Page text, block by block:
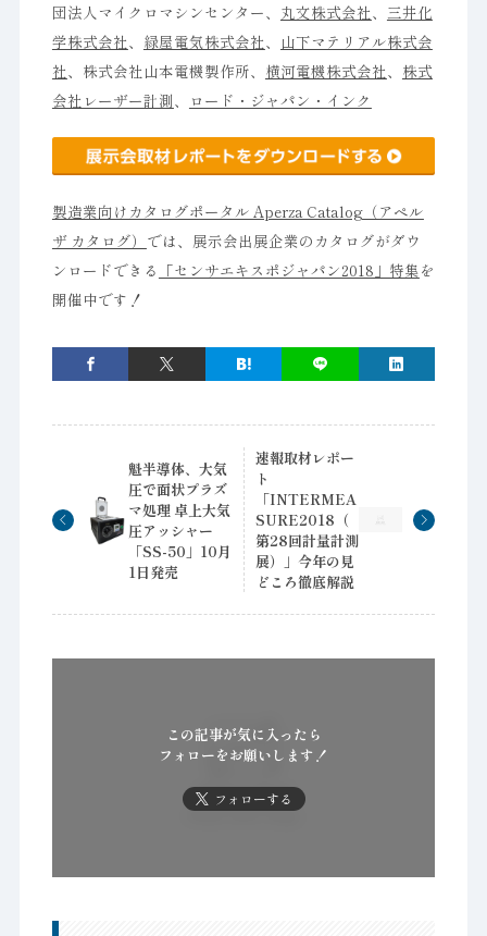
団法人マイクロマシンセンター、 丸文株式会社、 三井化
学株式会社、 緑屋電気株式会社、 山下マテリアル株式会
社、株式会社山本電機製作所、 横河電機株式会社、 株式
会社レーザー計測、 ロード・ジャパン・インク
製造業向けカタログポータル Aperza Catalog（アペル
ザ カタログ） では、展示会出展企業のカタログがダウ
ンロードできる 「センサエキスポジャパン2018」特集を
開催中です！
魁半導体、大気
圧で面状プラズ
マ処理 卓上大気
圧アッシャー
「SS-50」10月
1日発売
速報取材レポー
ト
「INTERMEA
SURE2018（
第28回計量計測
展）」今年の見
どころ徹底解説
この記事が気に入ったら
フォローをお願いします！
フォローする